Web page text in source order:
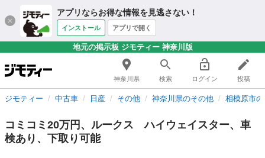
アプリならお得な情報を見逃さない！
インストール アプリで開く
地元の掲示板 ジモティー 神奈川版
神奈川県 検索 ログイン 投稿
ジモティー 中古車 日産 その他 神奈川県のその他 相模原市
コミコミ20万円、ルークス ハイウェイスター、車
検あり、下取り可能